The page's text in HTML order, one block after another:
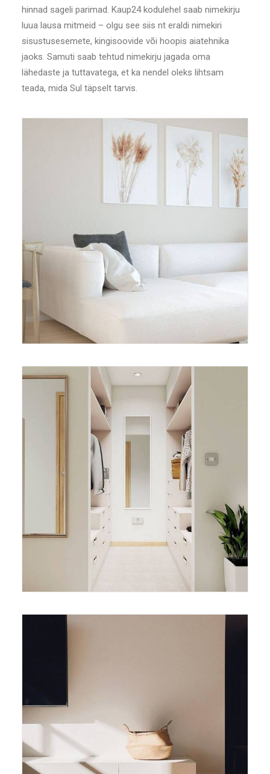
hinnad sageli parimad. Kaup24 kodulehel saab nimekirju
luua lausa mitmeid – olgu see siis nt eraldi nimekiri
sisustusesemete, kingisoovide või hoopis aiatehnika
jaoks. Samuti saab tehtud nimekirju jagada oma
lähedaste ja tuttavatega, et ka nendel oleks lihtsam
teada, mida Sul täpselt tarvis.